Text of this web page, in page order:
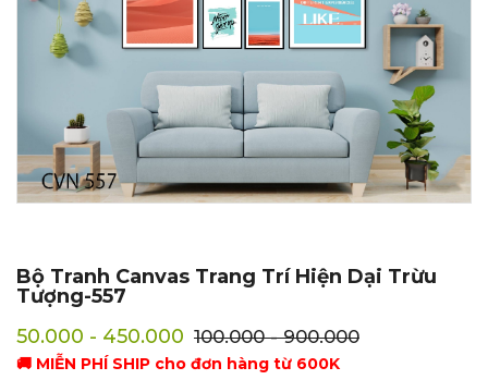
Bộ Tranh Canvas Trang Trí Hiện Dại Trừu
Tượng-557
50.000 - 450.000 100.000 - 900.000
🚚 MIỄN PHÍ SHIP cho đơn hàng từ 600K